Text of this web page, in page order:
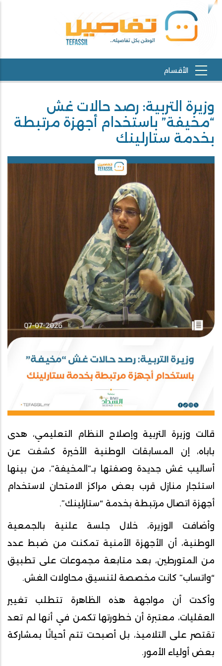
وزيرة التربية: رصد حالات غش
“مخيفة” باستخدام أجهزة مرتبطة
بخدمة ستارلينك
قالت وزيرة التربية وإصلاح النظام التعليمي، هدى
باباه، إن المسابقات الوطنية الأخيرة كشفت عن
أساليب غش جديدة وصفتها بـ”المخيفة”، من بينها
استئجار منازل قرب بعض مراكز الامتحان لاستخدام
أجهزة اتصال مرتبطة بخدمة “ستارلينك”.
وأضافت الوزيرة، خلال جلسة علنية بالجمعية
الوطنية، أن الأجهزة الأمنية تمكنت من ضبط عدد
من المتورطين، بعد متابعة مجموعات على تطبيق
“واتساب” كانت مخصصة لتنسيق محاولات الغش.
وأكدت أن مواجهة هذه الظاهرة تتطلب تغيير
العقليات، معتبرة أن خطورتها تكمن في أنها لم تعد
تقتصر على التلاميذ، بل أصبحت تتم أحيانًا بمشاركة
بعض أولياء الأمور.